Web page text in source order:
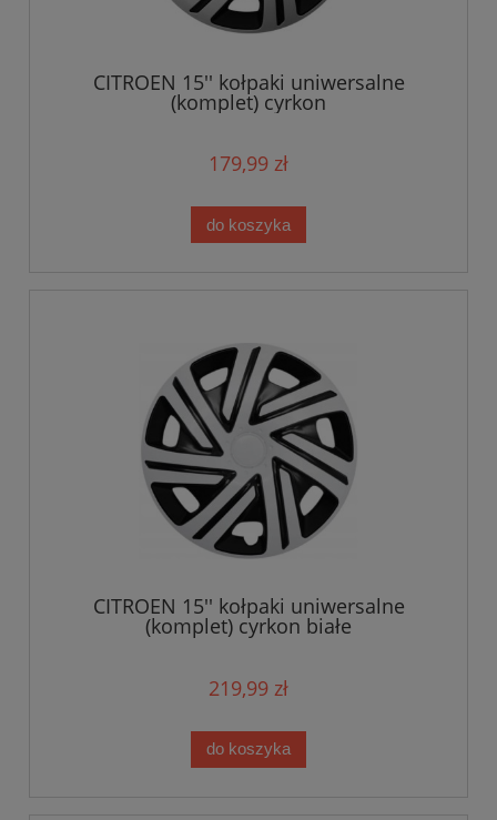
CITROEN 15'' kołpaki uniwersalne
(komplet) cyrkon
179,99 zł
do koszyka
CITROEN 15'' kołpaki uniwersalne
(komplet) cyrkon białe
219,99 zł
do koszyka